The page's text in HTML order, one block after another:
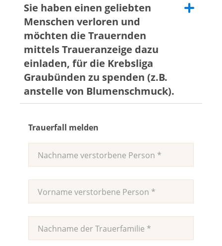
Sie haben einen geliebten
Menschen verloren und
möchten die Trauernden
mittels Traueranzeige dazu
einladen, für die Krebsliga
Graubünden zu spenden (z.B.
anstelle von Blumenschmuck).
Formulierungen verwenden:
Krebsliga Graubünden, 7001 Chur, IBAN CH97
Trauerspende VORNAME NAME.
Blumenspenden möge die Krebsliga
Graubünden, 7001 Chur, unterstützt werden.
Spendenkonto IBAN CH97 0900 0000 7000 1442
Trauerfall melden